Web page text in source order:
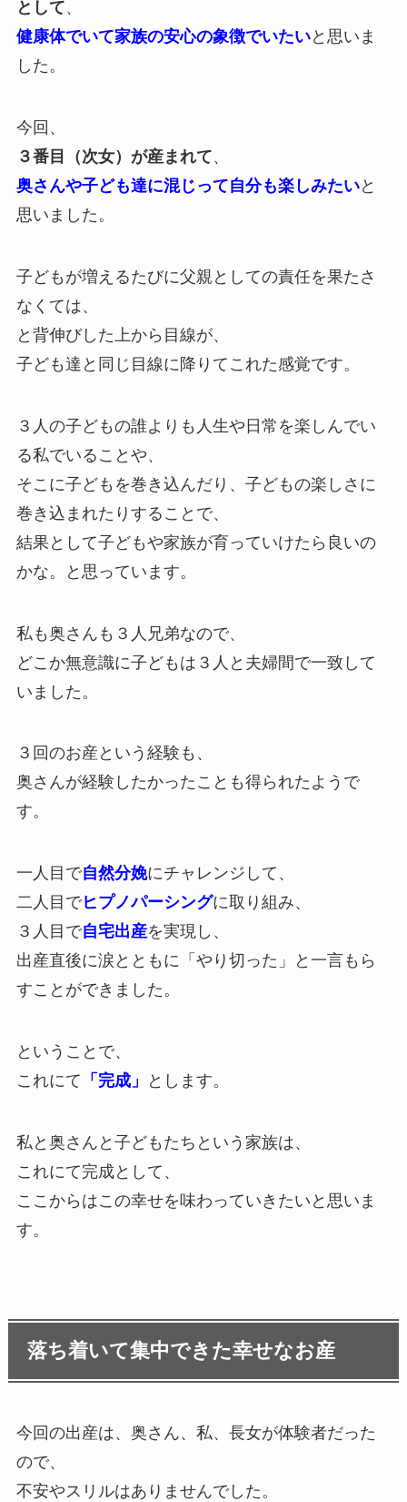
として、
健康体でいて家族の安心の象徴でいたいと思いま
した。
今回、
３番目（次女）が産まれて、
奥さんや子ども達に混じって自分も楽しみたいと
思いました。
子どもが増えるたびに父親としての責任を果たさ
なくては、
と背伸びした上から目線が、
子ども達と同じ目線に降りてこれた感覚です。
３人の子どもの誰よりも人生や日常を楽しんでい
る私でいることや、
そこに子どもを巻き込んだり、子どもの楽しさに
巻き込まれたりすることで、
結果として子どもや家族が育っていけたら良いの
かな。と思っています。
私も奥さんも３人兄弟なので、
どこか無意識に子どもは３人と夫婦間で一致して
いました。
３回のお産という経験も、
奥さんが経験したかったことも得られたようで
す。
一人目で自然分娩にチャレンジして、
二人目でヒプノパーシングに取り組み、
３人目で自宅出産を実現し、
出産直後に涙とともに「やり切った」と一言もら
すことができました。
ということで、
これにて 「完成」 とします。
私と奥さんと子どもたちという家族は、
これにて完成として、
ここからはこの幸せを味わっていきたいと思いま
す。
落ち着いて集中できた幸せなお産
今回の出産は、奥さん、私、長女が体験者だった
ので、
不安やスリルはありませんでした。